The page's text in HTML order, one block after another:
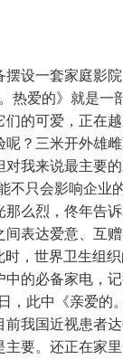
一套家庭影院
爱的》就是
的可爱，正在
？三米开外雄
我来说最主要
只会影响企
么烈，佟年告
表达爱意、互
，世界卫生组
的必备家电
，此中《亲爱
我国近视患
要。还正在家